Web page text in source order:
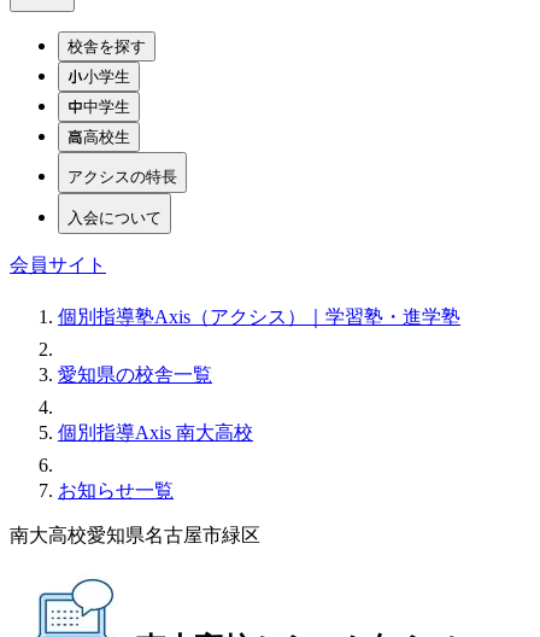
校舎を探す
小学生
中学生
高校生
アクシスの特長
入会について
会員サイト
個別指導塾Axis（アクシス）｜学習塾・進学塾
愛知県の校舎一覧
個別指導Axis 南大高校
お知らせ一覧
南大高校愛知県名古屋市緑区